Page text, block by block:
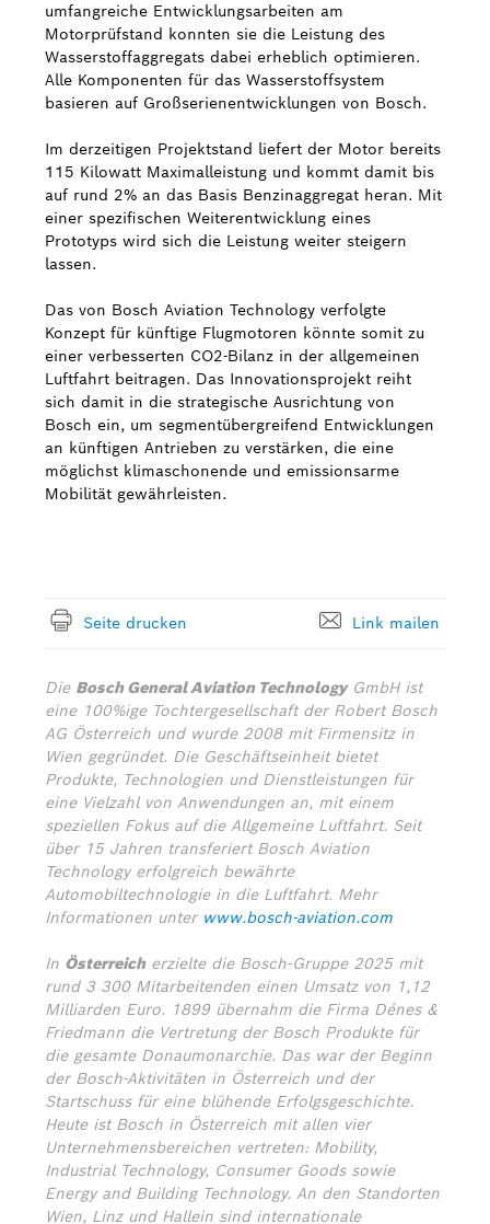
umfangreiche Entwicklungsarbeiten am
Motorprüfstand konnten sie die Leistung des
Wasserstoffaggregats dabei erheblich optimieren.
Alle Komponenten für das Wasserstoffsystem
basieren auf Großserienentwicklungen von Bosch.
Im derzeitigen Projektstand liefert der Motor bereits
115 Kilowatt Maximalleistung und kommt damit bis
auf rund 2% an das Basis Benzinaggregat heran. Mit
einer spezifischen Weiterentwicklung eines
Prototyps wird sich die Leistung weiter steigern
lassen.
Das von Bosch Aviation Technology verfolgte
Konzept für künftige Flugmotoren könnte somit zu
einer verbesserten CO2-Bilanz in der allgemeinen
Luftfahrt beitragen. Das Innovationsprojekt reiht
sich damit in die strategische Ausrichtung von
Bosch ein, um segmentübergreifend Entwicklungen
an künftigen Antrieben zu verstärken, die eine
möglichst klimaschonende und emissionsarme
Mobilität gewährleisten.
Seite drucken Link mailen
Die Bosch General Aviation TechnologyGmbH ist
eine 100%ige Tochtergesellschaft der Robert Bosch
AG Österreich und wurde 2008 mit Firmensitz in
Wien gegründet. Die Geschäftseinheit bietet
Produkte, Technologien und Dienstleistungen für
eine Vielzahl von Anwendungen an, mit einem
speziellen Fokus auf die Allgemeine Luftfahrt. Seit
über 15 Jahren transferiert Bosch Aviation
Technology erfolgreich bewährte
Automobiltechnologie in die Luftfahrt. Mehr
Informationen unter www.bosch-aviation.com
In Österreicherzielte die Bosch-Gruppe 2025 mit
rund 3 300 Mitarbeitenden einen Umsatz von 1,12
Milliarden Euro. 1899 übernahm die Firma Dénes &
Friedmann die Vertretung der Bosch Produkte für
die gesamte Donaumonarchie. Das war der Beginn
der Bosch-Aktivitäten in Österreich und der
Startschuss für eine blühende Erfolgsgeschichte.
Heute ist Bosch in Österreich mit allen vier
Unternehmensbereichen vertreten: Mobility,
Industrial Technology, Consumer Goods sowie
Energy and Building Technology. An den Standorten
Wien, Linz und Hallein sind internationale